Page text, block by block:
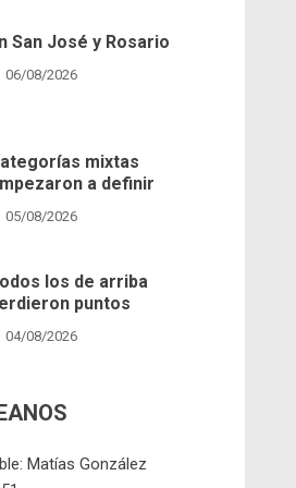
San José y Rosario
06/08/2026
mixtas
a definir
05/08/2026
los de arriba
puntos
04/08/2026
Matías González